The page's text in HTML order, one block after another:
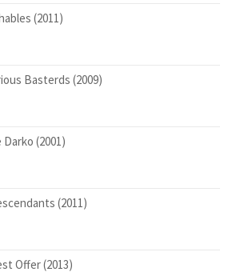
(2011)
Basterds (2009)
(2001)
(2011)
Offer (2013)